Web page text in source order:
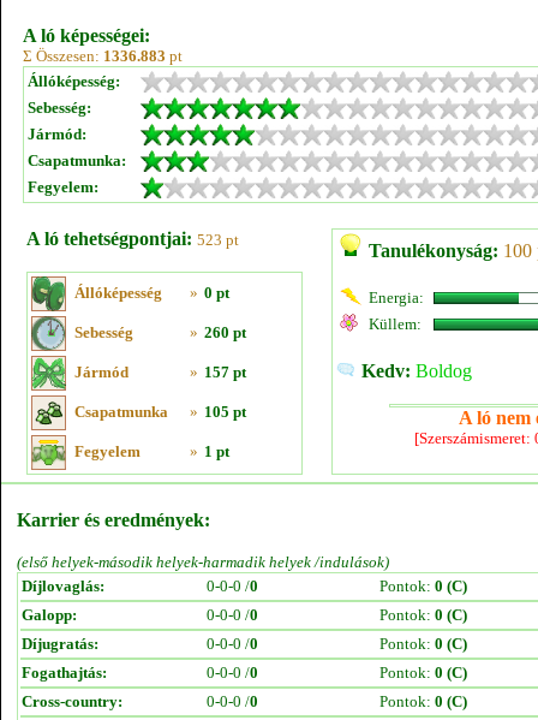
A ló képességei:
Σ Összesen: 1336.883 pt
Állóképesség:
Sebesség:
Jármód:
Csapatmunka:
Fegyelem:
A ló tehetségpontjai: 523 pt
Állóképesség » 0 pt
Sebesség » 260 pt
Jármód » 157 pt
Csapatmunka » 105 pt
Fegyelem » 1 pt
Tanulékonyság: 100
Energia:
Küllem:
Kedv: Boldog
A ló nem
Karrier és eredmények:
(első helyek-második helyek-harmadik helyek /indulások)
Díjlovaglás:
0-0-0 /0 Pontok: 0 (C)
Galopp:
0-0-0 /0 Pontok: 0 (C)
Díjugratás:
0-0-0 /0 Pontok: 0 (C)
Fogathajtás:
0-0-0 /0 Pontok: 0 (C)
Cross-country:
0-0-0 /0 Pontok: 0 (C)